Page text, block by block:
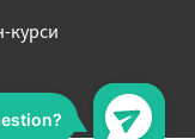
курси